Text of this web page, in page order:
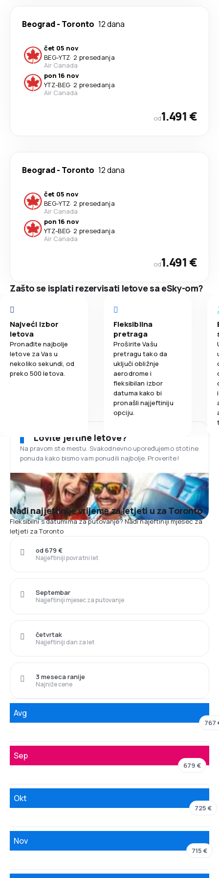
Beograd- Toronto 12 dana
čet 05 nov
BEG-YTZ· 2 presedanja
Air Canada
pon 16 nov
YTZ-BEG· 2 presedanja
Air Canada
od1.491 €
Beograd- Toronto 12 dana
čet 05 nov
BEG-YTZ· 2 presedanja
Air Canada
pon 16 nov
YTZ-BEG· 2 presedanja
Air Canada
od1.491 €
Zašto se isplati rezervisati letove sa eSky-om?
Najveći izbor
letova
Pronađite najbolje
letove za Vas u
nekoliko sekundi, od
preko 500 letova.
Fleksibilna
pretraga
Proširite Vašu
pretragu tako da
uključi obližnje
aerodrome i
fleksibilan izbor
datuma kako bi
pronašli najjeftiniju
opciju.
Lovite jeftine letove?
Na pravom ste mestu. Svakodnevno upoređujemo stotine
ponuda kako bismo vam ponudili najbolje. Proverite!
Nađi najjeftinije vrijeme za letjeti u za Toronto
Fleksibilni s datumima za putovanje? Nađi najeftiniji mjesec za
letjeti za Toronto
Najjeftiniji povratni let
od 679 €
Najjeftiniji mjesec za putovanje
Septembar
Najjeftiniji dan za let
četvrtak
Najniže cene
3 meseca ranije
Avg
767
Sep
679 €
Okt
725 €
Nov
715 €